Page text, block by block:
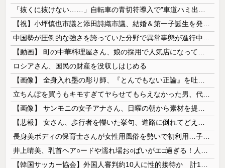
ロシアさん、国民の財産を没収しはじめる